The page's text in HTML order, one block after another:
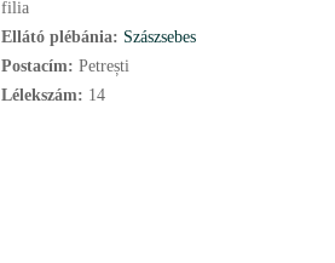
filia
Ellátó plébánia: Szászsebes
Postacím: Petrești
Lélekszám: 14